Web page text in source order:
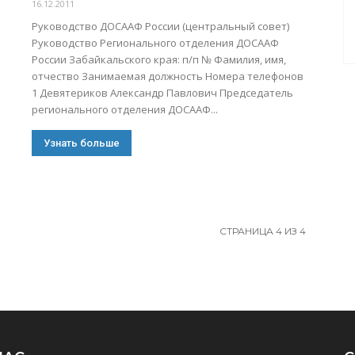
16.12.2011
Руководство ДОСААФ России (центральный совет)
Руководство Регионального отделения ДОСААФ
России Забайкальского края: п/п № Фамилия, имя,
отчество Занимаемая должность Номера телефонов
1 Девятериков Александр Павлович Председатель
регионального отделения ДОСААФ...
Узнать больше
СТРАНИЦА 4 ИЗ 4